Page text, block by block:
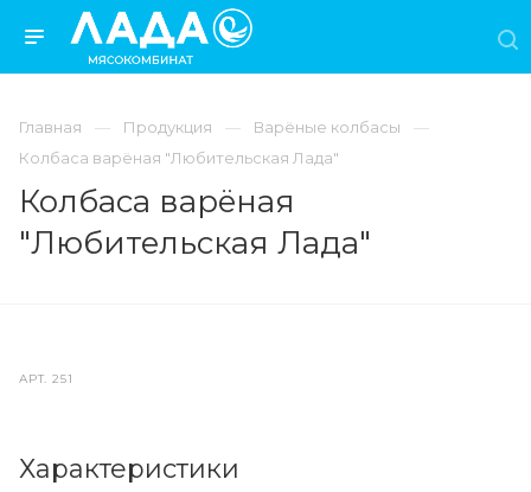
Главная Продукция
Варёные колбасы
Колбаса варёная "Любительская Лада"
Колбаса варёная
"Любительская Лада"
АРТ.251
Характеристики